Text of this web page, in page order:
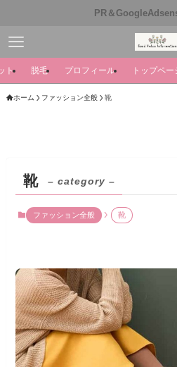
PR＆
ト 脱毛 プロフィール トップペー
ホーム ファッション全般 靴
靴 – category –
ファッション全般 靴